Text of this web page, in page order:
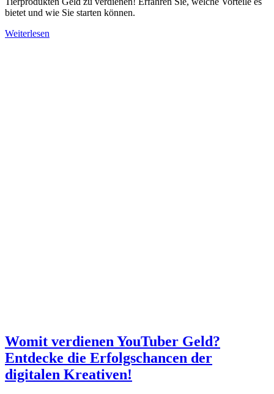
bietet und wie Sie starten können.
Weiterlesen
Womit verdienen YouTuber Geld?
Entdecke die Erfolgschancen der
digitalen Kreativen!